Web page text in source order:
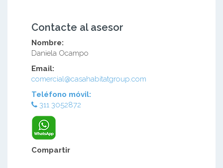
Contacte al asesor
Nombre:
Daniela Ocampo
Email:
comercial@casahabitatgroup.com
Teléfono móvil:
311 3052872
Compartir